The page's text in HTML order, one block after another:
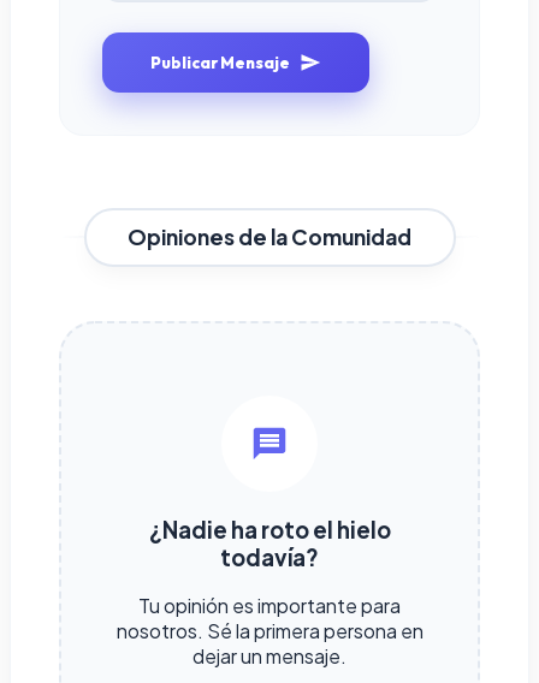
Publicar Mensaje
Opiniones de la Comunidad
¿Nadie ha roto el hielo
todavía?
Tu opinión es importante para
nosotros. Sé la primera persona en
dejar un mensaje.